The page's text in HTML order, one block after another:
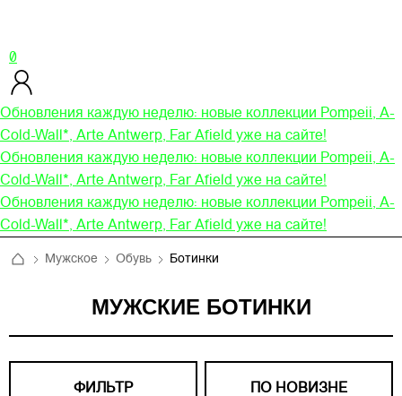
0
Обновления каждую неделю: новые коллекции Pompeii, A-
Cold-Wall*, Arte Antwerp, Far Afield уже на сайте!
Обновления каждую неделю: новые коллекции Pompeii, A-
Cold-Wall*, Arte Antwerp, Far Afield уже на сайте!
Обновления каждую неделю: новые коллекции Pompeii, A-
Cold-Wall*, Arte Antwerp, Far Afield уже на сайте!
Мужское Обувь Ботинки
МУЖСКИЕ БОТИНКИ
ФИЛЬТР ПО НОВИЗНЕ